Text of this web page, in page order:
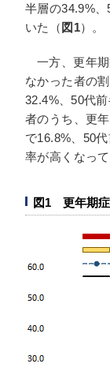
半層の34.9%
いた（ 図1）。
一方、更年
なかった者の
32.4%、50代
者のうち、更
で16.8%、50
率が高くなって
図1 更年期症